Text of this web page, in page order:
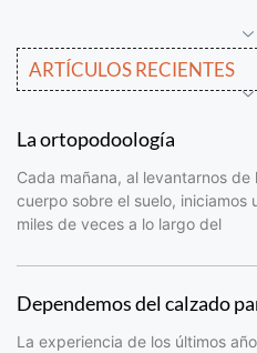
ARTÍCULOS RECIENTES
La ortopodoología
Cada mañana, al levantarnos
cuerpo sobre el suelo, iniciamos
miles de veces a lo largo del
Dependemos del calzado
La experiencia de los últimos